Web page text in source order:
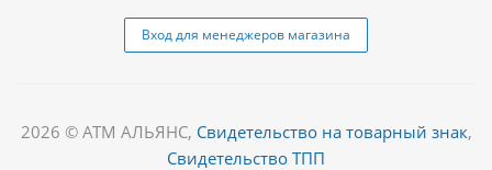
Вход для менеджеров магазина
2026 © АТМ АЛЬЯНС, Свидетельство на товарный знак,
Свидетельство ТПП